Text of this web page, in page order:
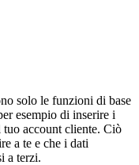
solo le funzioni di base
esempio di inserire i
account cliente. Ciò
a te e che i dati
a terzi.